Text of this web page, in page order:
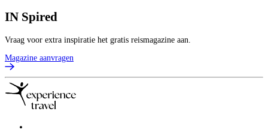
IN Spired
Vraag voor extra inspiratie het gratis reismagazine aan.
Magazine aanvragen